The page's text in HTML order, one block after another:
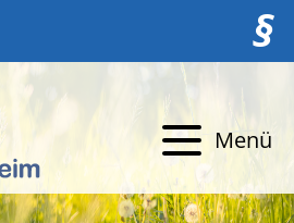
§
Menü